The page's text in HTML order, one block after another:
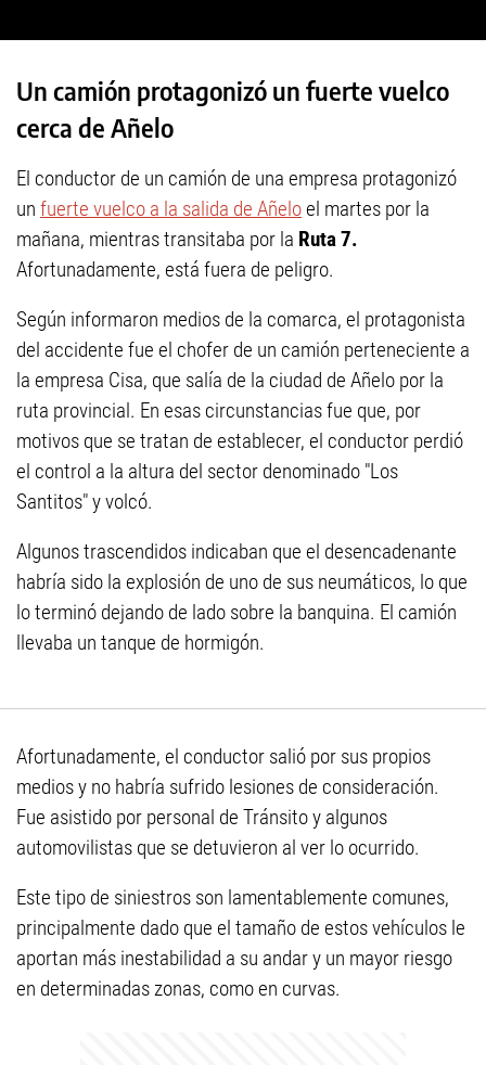
Un camión protagonizó un fuerte vuelco
cerca de Añelo
El conductor de un camión de una empresa protagonizó
un fuerte vuelco a la salida de Añeloel martes por la
mañana, mientras transitaba por la Ruta 7.
Afortunadamente, está fuera de peligro.
Según informaron medios de la comarca, el protagonista
del accidente fue el chofer de un camión perteneciente a
la empresa Cisa, que salía de la ciudad de Añelo por la
ruta provincial. En esas circunstancias fue que, por
motivos que se tratan de establecer, el conductor perdió
el control a la altura del sector denominado "Los
Santitos" y volcó.
Algunos trascendidos indicaban que el desencadenante
habría sido la explosión de uno de sus neumáticos, lo que
lo terminó dejando de lado sobre la banquina. El camión
llevaba un tanque de hormigón.
Afortunadamente, el conductor salió por sus propios
medios y no habría sufrido lesiones de consideración.
Fue asistido por personal de Tránsito y algunos
automovilistas que se detuvieron al ver lo ocurrido.
Este tipo de siniestros son lamentablemente comunes,
principalmente dado que el tamaño de estos vehículos le
aportan más inestabilidad a su andar y un mayor riesgo
en determinadas zonas, como en curvas.